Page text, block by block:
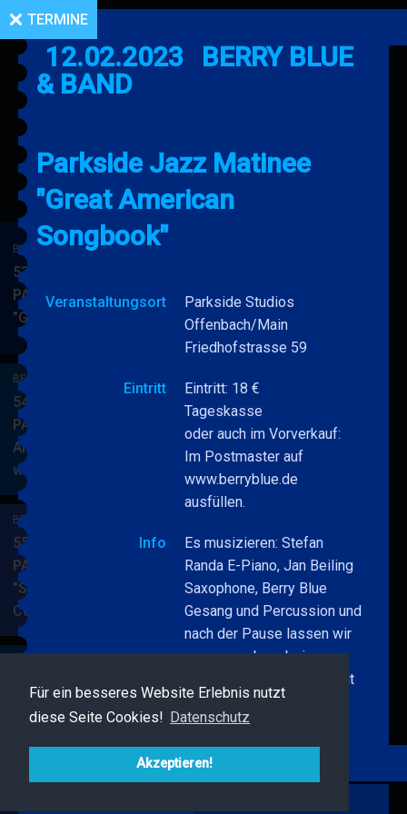
Für ein besseres Website Erlebnis nutzt
diese Seite Cookies! Datenschutz
Akzeptieren!
BERRY BLUE & BAND
53. JAZZ Matinee in den
PARKSIDE STUDIOS
"Gypsy Jazz"
BAND
BERRY BLUE & BAND
54. JAZZ Matinee in den
PARKSIDE STUDIOS
American Songbook
wunderbare Musik
BAND
BERRY BLUE & BAND
55. JAZZ Matinee in den
PARKSIDE STUDIOS
"Songs von Nat King
Cole"
&
BLUE
TERMINE
12.02.2023
BERRY BLUE
& BAND
Parkside Jazz Matinee
"Great American
Songbook"
Veranstaltungsort
Parkside Studios
Offenbach/Main
Friedhofstrasse 59
Eintritt
Eintritt: 18 €
Tageskasse
oder auch im Vorverkauf:
Im Postmaster auf
www.berryblue.de
ausfüllen.
Info
Es musizieren: Stefan
Randa E-Piano, Jan Beiling
Saxophone, Berry Blue
Gesang und Percussion und
nach der Pause lassen wir
uns verzaubern beim
magischen Intermezzo mit
dem unverwechselbaren
Julius Zier!